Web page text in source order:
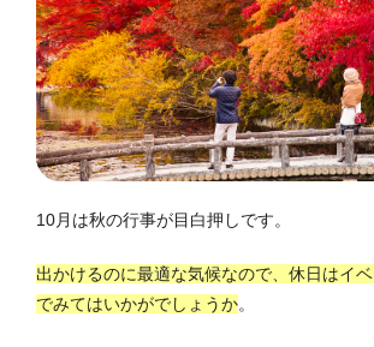
10月は秋の行事が目白押しです。
出かけるのに最適な気候なので、休日はイ
でみてはいかがでしょうか。